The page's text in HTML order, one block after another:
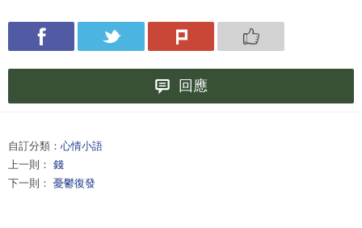
回應
自訂分類： 心情小語
上一則： 錢
下一則： 憂鬱復發